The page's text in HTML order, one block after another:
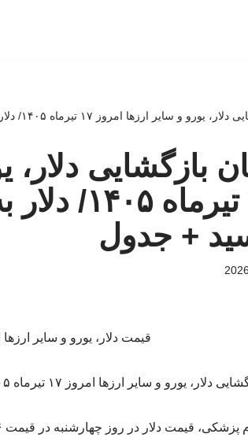
امروز ۱۷ تیرماه ۱۴۰۵/ دلار به کانال حساس قیمتی رسید + جدول
بازگشایی دلار،
امروز ۱۷
+ جدول
قیمت دلار، یورو و سایر